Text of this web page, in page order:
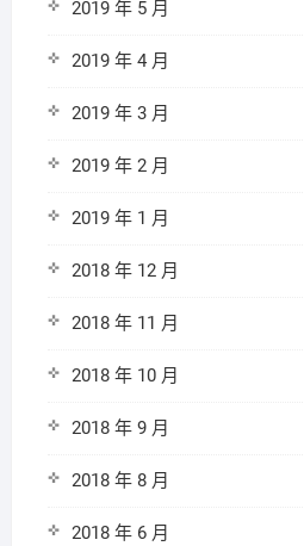
2019 年 5 月
2019 年 4 月
2019 年 3 月
2019 年 2 月
2019 年 1 月
2018 年 12 月
2018 年 11 月
2018 年 10 月
2018 年 9 月
2018 年 8 月
2018 年 6 月